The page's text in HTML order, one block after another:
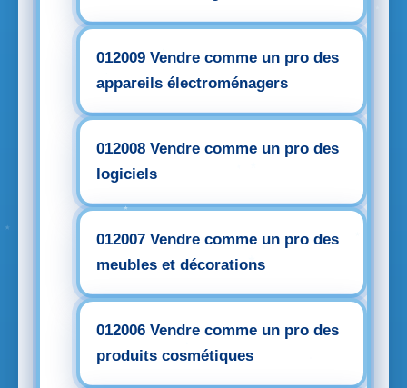
012009 Vendre comme un pro des
appareils électroménagers
012008 Vendre comme un pro des
logiciels
012007 Vendre comme un pro des
meubles et décorations
012006 Vendre comme un pro des
produits cosmétiques